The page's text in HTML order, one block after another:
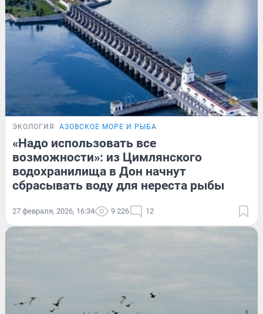
ЭКОЛОГИЯ АЗОВСКОЕ МОРЕ И РЫБА
«Надо использовать все
возможности»: из Цимлянского
водохранилища в Дон начнут
сбрасывать воду для нереста рыбы
27 февраля, 2026, 16:34 9 226 12